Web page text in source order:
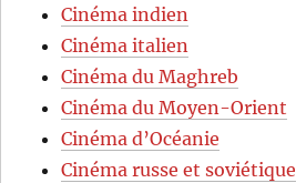
Cinéma indien
Cinéma italien
Cinéma du Maghreb
Cinéma du Moyen-Orient
Cinéma d’Océanie
Cinéma russe et soviétique